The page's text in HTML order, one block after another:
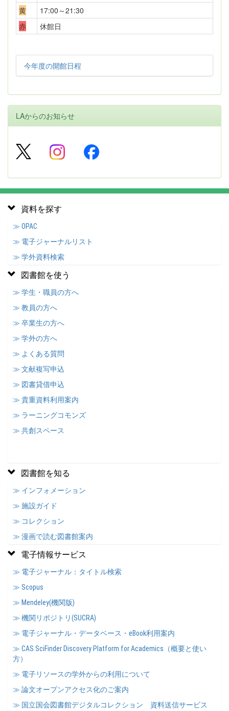
黄
17:00～21:30
赤
休館日
今年度の開館日程
LAからのお知らせ
資料を探す
≫ OPAC
≫ 電子ジャーナルリスト
≫ 学外資料検索
図書館を使う
≫ 学生・職員の方へ
≫ 教員の方へ
≫ 卒業生の方へ
≫ 学外の方へ
≫ よくある質問
≫ 文献複写申込
≫ 図書貸借申込
≫ 貴重資料利用案内
≫ ラーニングコモンズ
≫ 共創スペース
図書館を知る
≫ インフォメーション
≫ 施設ガイド
≫ コレクション
≫ 漫画で読む図書館案内
電子情報サービス
≫ 電子ジャーナル：タイトル検索
≫ Scopus
≫ Mendeley(機関版)
≫ 機関リポジトリ(SUCRA)
≫ 電子ジャーナル・データベース・eBook利用案内
≫ CAS SciFinder Discovery Platform for Academics（概要と使い
方）
≫ 電子リソースの学外からの利用について
≫ 論文オープンアクセス化のご案内
≫ 国立国会図書館デジタルコレクション 資料送信サービス